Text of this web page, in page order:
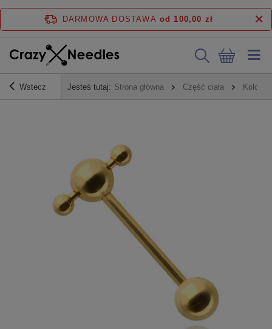
DARMOWA DOSTAWA od 100,00 zł
Wstecz Jesteś tutaj: Strona główna Część ciała